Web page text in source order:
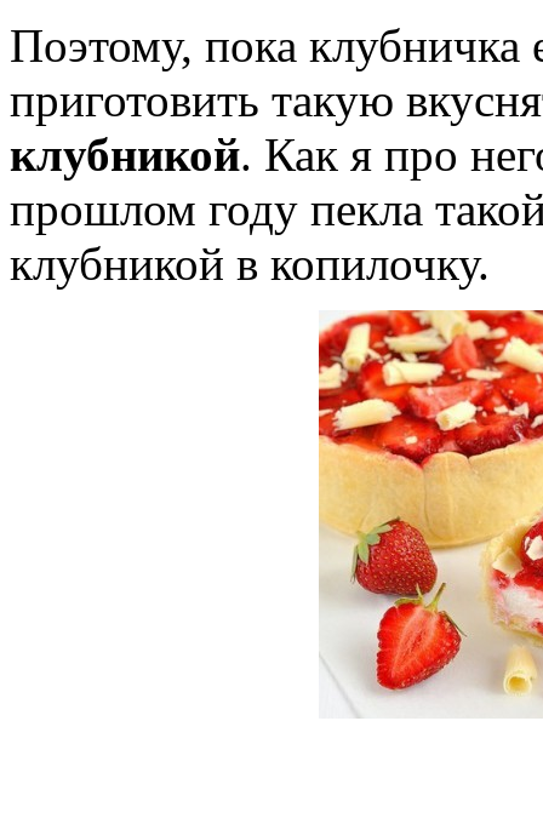
Поэтому, пока
приготовить такую
клубникой. Как я про
прошлом году пекла
клубникой в копилочку.